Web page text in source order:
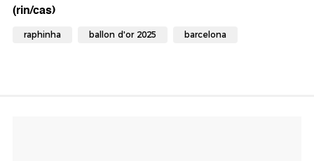
(rin/cas)
raphinha ballon d'or 2025 barcelona